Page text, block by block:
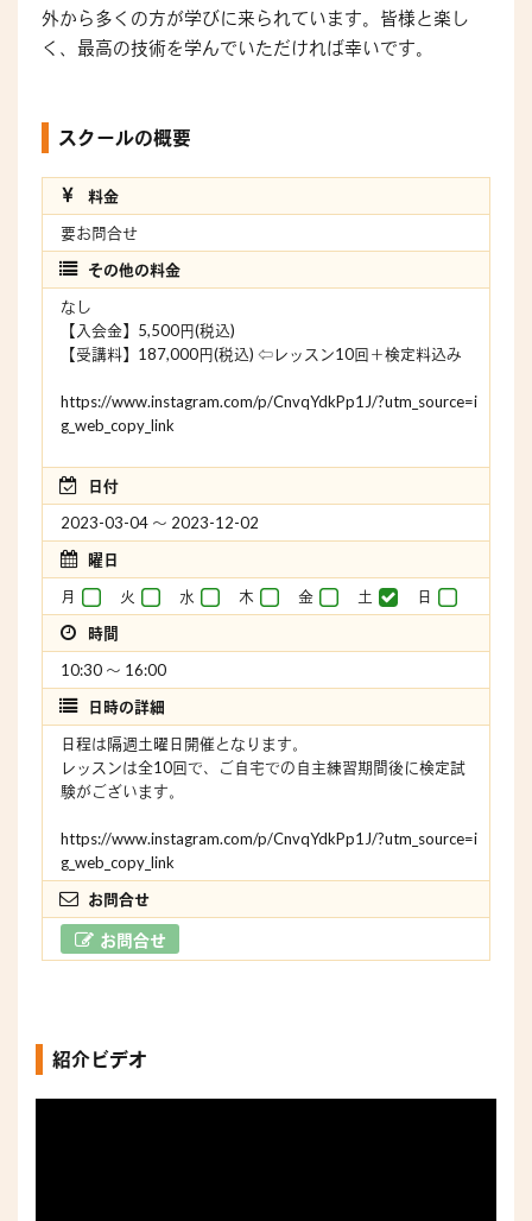
外から多くの方が学びに来られています。皆様と楽し
く、最高の技術を学んでいただければ幸いです。
スクールの概要
料金
要お問合せ
その他の料金
なし
【入会金】5,500円(税込)
【受講料】187,000円(税込) ⇦レッスン10回＋検定料込み
https://www.instagram.com/p/CnvqYdkPp1J/?utm_source=i
g_web_copy_link
日付
2023-03-04 〜 2023-12-02
曜日
月
火 水 木 金 土
日
時間
10:30 〜 16:00
日時の詳細
日程は隔週土曜日開催となります。
レッスンは全10回で、ご自宅での自主練習期間後に検定試
験がございます。
https://www.instagram.com/p/CnvqYdkPp1J/?utm_source=i
g_web_copy_link
お問合せ
お問合せ
紹介ビデオ